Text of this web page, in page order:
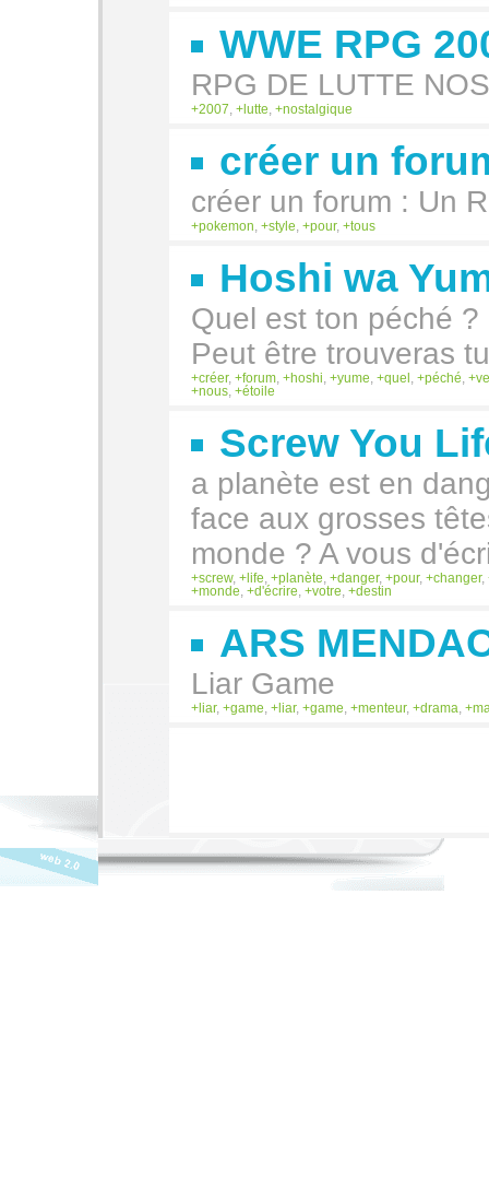
WWE RPG
RPG DE LUTTE
2007 lutte nostalgique
créer un
créer un forum : Un
pokemon style pour, tous
Hoshi wa
Quel est ton péché
Peut être trouveras
créer, forum hoshi yume quel péché
nous
étoile
Screw You
a planète est en
face aux grosses
monde ? A vous
screw, life planète danger, pour, changer,
monde
d'écrire votre destin
ARS
Liar Game
liar, game liar, game menteur, drama